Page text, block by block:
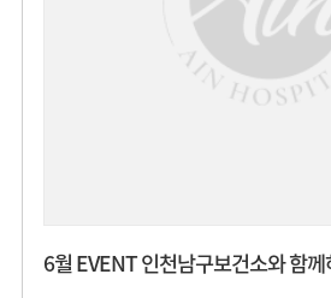
6월 EVENT 인천남구보건소와 함